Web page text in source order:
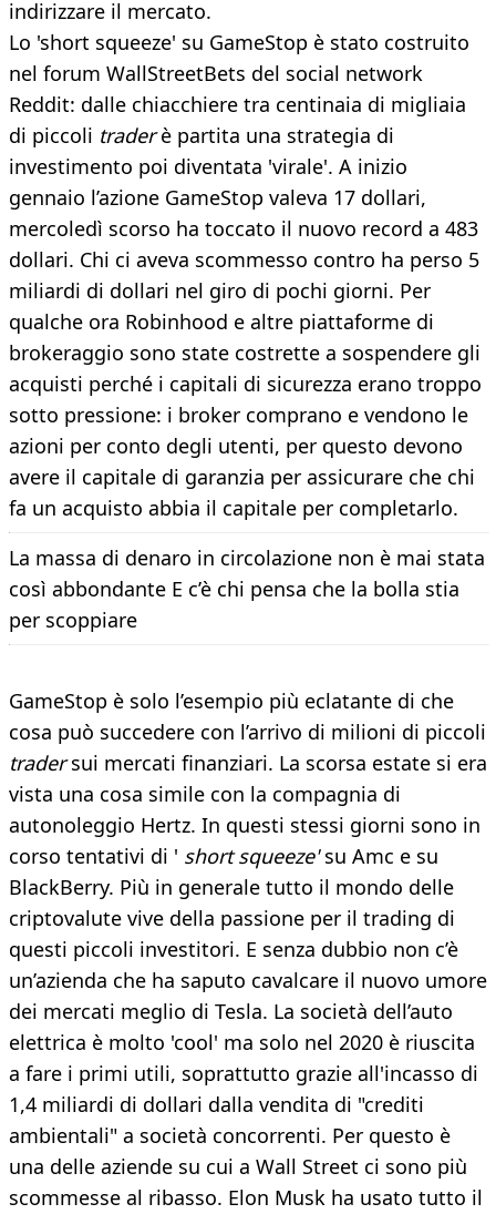
indirizzare il mercato.
Lo 'short squeeze' su GameStop è stato costruito
nel forum WallStreetBets del social network
Reddit: dalle chiacchiere tra centinaia di migliaia
di piccoli traderè partita una strategia di
investimento poi diventata 'virale'. A inizio
gennaio l’azione GameStop valeva 17 dollari,
mercoledì scorso ha toccato il nuovo record a 483
dollari. Chi ci aveva scommesso contro ha perso 5
miliardi di dollari nel giro di pochi giorni. Per
qualche ora Robinhood e altre piattaforme di
brokeraggio sono state costrette a sospendere gli
acquisti perché i capitali di sicurezza erano troppo
sotto pressione: i broker comprano e vendono le
azioni per conto degli utenti, per questo devono
avere il capitale di garanzia per assicurare che chi
fa un acquisto abbia il capitale per completarlo.
La massa di denaro in circolazione non è mai stata
così abbondante E c’è chi pensa che la bolla stia
per scoppiare
GameStop è solo l’esempio più eclatante di che
cosa può succedere con l’arrivo di milioni di piccoli
tradersui mercati finanziari. La scorsa estate si era
vista una cosa simile con la compagnia di
autonoleggio Hertz. In questi stessi giorni sono in
corso tentativi di ' short squeeze'su Amc e su
BlackBerry. Più in generale tutto il mondo delle
criptovalute vive della passione per il trading di
questi piccoli investitori. E senza dubbio non c’è
un’azienda che ha saputo cavalcare il nuovo umore
dei mercati meglio di Tesla. La società dell’auto
elettrica è molto 'cool' ma solo nel 2020 è riuscita
a fare i primi utili, soprattutto grazie all'incasso di
1,4 miliardi di dollari dalla vendita di "crediti
ambientali" a società concorrenti. Per questo è
una delle aziende su cui a Wall Street ci sono più
scommesse al ribasso. Elon Musk ha usato tutto il